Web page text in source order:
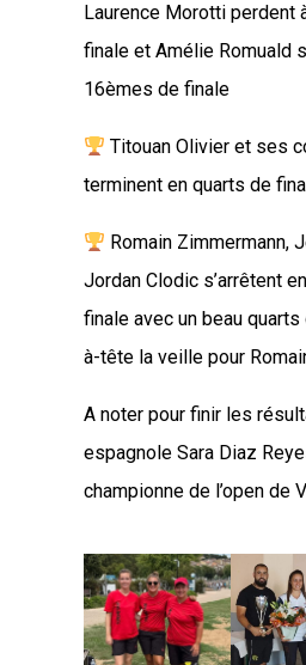
Laurence Morotti perdent
finale et Amélie Romuald
16èmes de finale
Titouan Olivier et ses
terminent en quarts de
Romain Zimmermann,
Jordan Clodic s’arrêtent
finale avec un beau
à-tête la veille pour
A noter pour finir les
espagnole Sara Diaz
championne de l’open de